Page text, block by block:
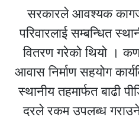
सरकारले आवश्यक
परिवारलाई सम्बन्धित
वितरण गरेको थियो ।
आवास निर्माण सहयोग
स्थानीय तहमार्फत बाढी
दरले रकम उपलब्ध गराउने